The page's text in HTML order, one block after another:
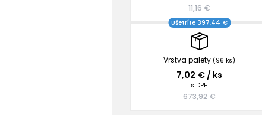
11,16 €
Vrstva palety (96 ks)
Ušetríte 397,44 €
7,02 € / ks
s DPH
673,92 €